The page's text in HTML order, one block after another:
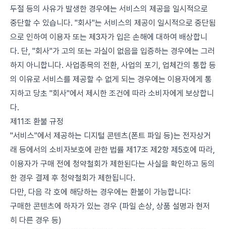
두절 등의 사유가 발생한 경우에는 서비스의 제공을 일시적으로
중단할 수 있습니다. "회사"는 서비스의 제공이 일시적으로 중단됨
으로 인하여 이용자 또는 제3자가 입은 손해에 대하여 배상합니
다. 단, "회사"가 고의 또는 과실이 없음을 입증하는 경우에는 그러
하지 아니합니다. 사업종목의 전환, 사업의 포기, 업체간의 통합 등
의 이유로 서비스를 제공할 수 없게 되는 경우에는 이용자에게 통
지하고 당초 "회사"에서 제시한 조건에 따라 소비자에게 보상합니
다.
제11조 환불 규정
"서비스"에서 제공하는 디지털 콘텐츠(폰트 파일 등)는 전자상거
래 등에서의 소비자보호에 관한 법률 제17조 제2항 제5호에 따라,
이용자가 구매 전에 청약철회가 제한된다는 사실을 확인하고 동의
한 경우 결제 후 청약철회가 제한됩니다.
다만, 다음 각 호에 해당하는 경우에는 환불이 가능합니다:
구매한 콘텐츠에 하자가 있는 경우 (파일 손상, 상품 설명과 현저
히 다른 경우 등)